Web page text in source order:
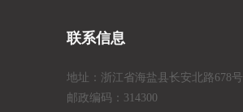
联系信息
地址：浙江省海盐县长安北路678号
邮政编码：314300